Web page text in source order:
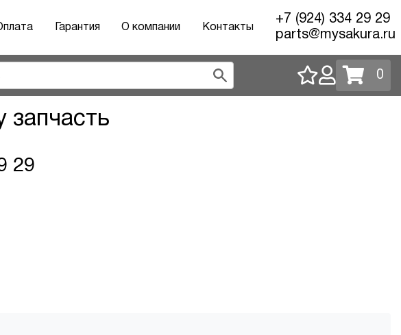
Гарантия О компании Контакты
+7 (924) 334 29 29
parts@mysakura.ru
0
запчасть
29